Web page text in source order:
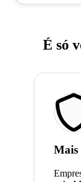
É só
Mais